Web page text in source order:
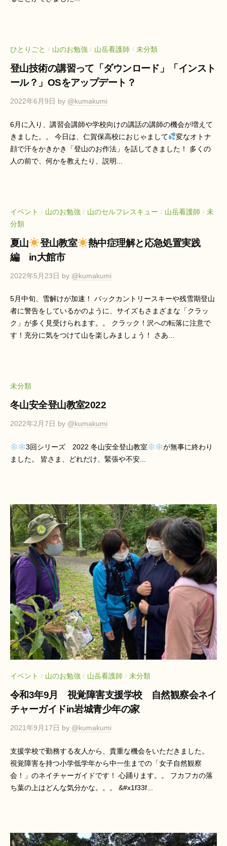
ひとりごと / 山のお勉強 / 山岳看護師 / 未分類
登山技術の講習って「ダウンロード」「インスト
ール？」OSをアップデート？
2022年6月9日 by @kumakumi
6月に入り、講習会講師や学校向けの講話の講師の機会が増えて
きました。。 今日は、仁賀保高校におじゃまして
変なオトナ
顔で汗をかきかき「登山のお作法」を話してきました！ 多くの
人の前で、何かを教えたり、説明...
イベント / 山のお勉強 / 山のセルフレスキュー / 山岳看護師 / 未
分類
夏山 登山教室
熱中症理解と応急処置実践
編 in大館市
2022年5月23日 by @kumakumi
5月中旬、雪解けが加速！ バックカントリースキーや残雪期登山
者に警告をしているかのように、サイズもさまざまな「クラッ
ク」が多く見受けられます。。 クラック！沢への転落に注意で
す！充分に気をつけて山を楽しみましょう！ さあ...
未分類
冬山安全登山教室2022
2022年2月7日 by @kumakumi
3回シリーズ 2022 冬山安全登山教室
が無事に終わり
ました。 皆さま、どれだけ、緊張や不安...
イベント / 山のお勉強 / 山岳看護師 / 未分類
令和3年9月 視覚障害支援学校 自然観察会ネイ
チャーガイドin岩城青少年の家
2021年9月17日 by @kumakumi
支援学校で勤務する友人から、貴重な機会をいただきました。
視覚障害を持つ小学低学年から中一生までの「女子自然観察
会！」のネイチャーガイドです！ 心踊ります。。 フカフカの落
ち葉の上はどんな気分かな。。。 &#x1f33f...